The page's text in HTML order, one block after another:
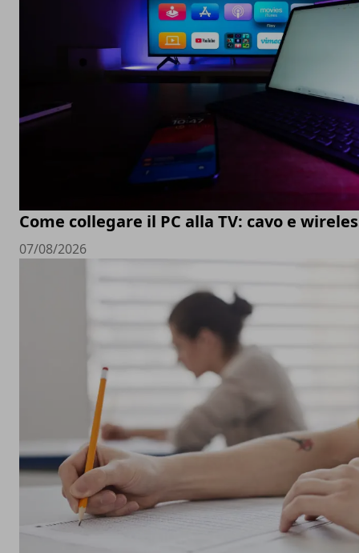
Come collegare il PC alla TV: cavo e
07/08/2026